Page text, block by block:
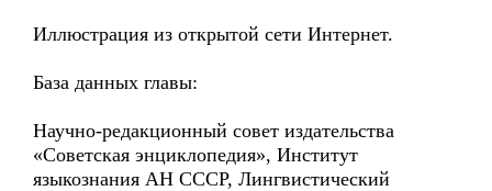
Иллюстрация из открытой сети Интернет.
База данных главы:
Научно-редакционный совет издательства
«Советская энциклопедия», Институт
языкознания АН СССР, Лингвистический